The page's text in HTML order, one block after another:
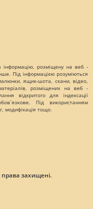
інформацію, розміщену на веб -
Під інформацією розуміються
ящик-шота, скани, відео,
розміщених на веб -
відкритого для індексації
Під використанням
модифікація тощо.
захищені.